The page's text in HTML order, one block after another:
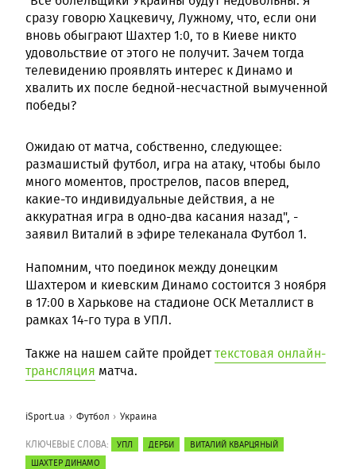
сразу говорю Хацкевичу, Лужному, что, если они
вновь обыграют Шахтер 1:0, то в Киеве никто
удовольствие от этого не получит. Зачем тогда
телевидению проявлять интерес к Динамо и
хвалить их после бедной-несчастной вымученной
победы?
Ожидаю от матча, собственно, следующее:
размашистый футбол, игра на атаку, чтобы было
много моментов, прострелов, пасов вперед,
какие-то индивидуальные действия, а не
аккуратная игра в одно-два касания назад", -
заявил Виталий в эфире телеканала Футбол 1.
Напомним, что поединок между донецким
Шахтером и киевским Динамо состоится 3 ноября
в 17:00 в Харькове на стадионе ОСК Металлист в
рамках 14-го тура в УПЛ.
Также на нашем сайте пройдеттекстовая онлайн-
трансляция матча.
iSport.ua Футбол Украина
КЛЮЧЕВЫЕ СЛОВА: УПЛ ДЕРБИ
ВИТАЛИЙ КВАРЦЯНЫЙ
ШАХТЕР ДИНАМО